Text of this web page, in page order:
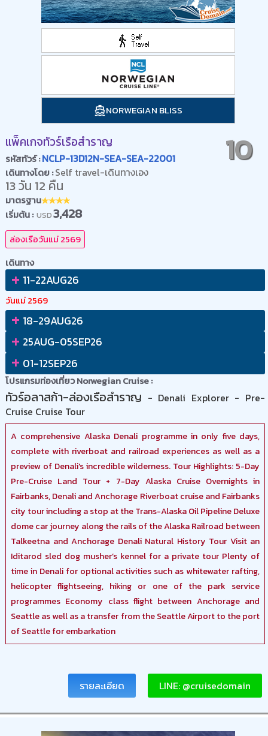
NORWEGIAN BLISS
แพ็คเกจทัวร์เรือสำราญ
รหัสทัวร์ :NCLP-13D12N-SEA-SEA-22001 10
เดินทางโดย :Self travel-เดินทางเอง
13 วัน 12 คืน
มาตรฐาน
เริ่มต้น : USD3,428
ล่องเรือวันแม่ 2569
เดินทาง
+ 11-22AUG26
วันแม่ 2569
+ 18-29AUG26
+ 25AUG-05SEP26
+ 01-12SEP26
โปรแกรมท่องเที่ยว Norwegian Cruise :
ทัวร์อลาสก้า-ล่องเรือสำราญ - Denali Explorer - Pre-
Cruise Cruise Tour
A comprehensive Alaska Denali programme in only five days,
complete with riverboat and railroad experiences as well as a
preview of Denali's incredible wilderness. Tour Highlights: 5-Day
Pre-Cruise Land Tour + 7-Day Alaska Cruise Overnights in
Fairbanks, Denali and Anchorage Riverboat cruise and Fairbanks
city tour including a stop at the Trans-Alaska Oil Pipeline Deluxe
dome car journey along the rails of the Alaska Railroad between
Talkeetna and Anchorage Denali Natural History Tour Visit an
Iditarod sled dog musher’s kennel for a private tour Plenty of
time in Denali for optional activities such as whitewater rafting,
helicopter flightseeing, hiking or one of the park service
programmes Economy class flight between Anchorage and
Seattle as well as a transfer from the Seattle Airport to the port
of Seattle for embarkation
รายละเอียด LINE: @cruisedomain